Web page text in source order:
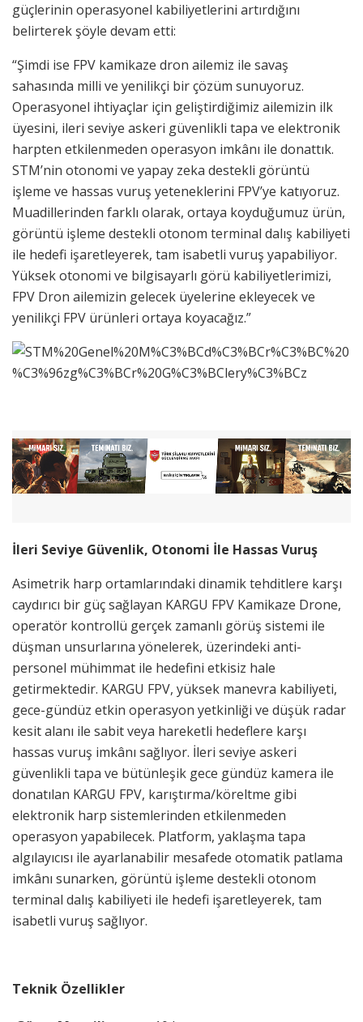
güçlerinin operasyonel kabiliyetlerini artırdığını
belirterek şöyle devam etti:
“Şimdi ise FPV kamikaze dron ailemiz ile savaş
sahasında milli ve yenilikçi bir çözüm sunuyoruz.
Operasyonel ihtiyaçlar için geliştirdiğimiz ailemizin ilk
üyesini, ileri seviye askeri güvenlikli tapa ve elektronik
harpten etkilenmeden operasyon imkânı ile donattık.
STM’nin otonomi ve yapay zeka destekli görüntü
işleme ve hassas vuruş yeteneklerini FPV’ye katıyoruz.
Muadillerinden farklı olarak, ortaya koyduğumuz ürün,
görüntü işleme destekli otonom terminal dalış kabiliyeti
ile hedefi işaretleyerek, tam isabetli vuruş yapabiliyor.
Yüksek otonomi ve bilgisayarlı görü kabiliyetlerimizi,
FPV Dron ailemizin gelecek üyelerine ekleyecek ve
yenilikçi FPV ürünleri ortaya koyacağız.”
İleri Seviye Güvenlik, Otonomi İle Hassas Vuruş
Asimetrik harp ortamlarındaki dinamik tehditlere karşı
caydırıcı bir güç sağlayan KARGU FPV Kamikaze Drone,
operatör kontrollü gerçek zamanlı görüş sistemi ile
düşman unsurlarına yönelerek, üzerindeki anti-
personel mühimmat ile hedefini etkisiz hale
getirmektedir. KARGU FPV, yüksek manevra kabiliyeti,
gece-gündüz etkin operasyon yetkinliği ve düşük radar
kesit alanı ile sabit veya hareketli hedeflere karşı
hassas vuruş imkânı sağlıyor. İleri seviye askeri
güvenlikli tapa ve bütünleşik gece gündüz kamera ile
donatılan KARGU FPV, karıştırma/köreltme gibi
elektronik harp sistemlerinden etkilenmeden
operasyon yapabilecek. Platform, yaklaşma tapa
algılayıcısı ile ayarlanabilir mesafede otomatik patlama
imkânı sunarken, görüntü işleme destekli otonom
terminal dalış kabiliyeti ile hedefi işaretleyerek, tam
isabetli vuruş sağlıyor.
Teknik Özellikler